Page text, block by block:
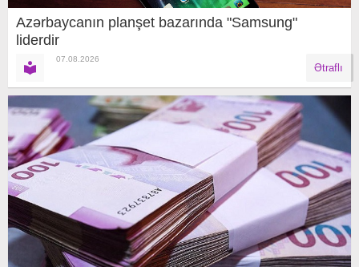
Azərbaycanın planşet bazarında "Samsung"
liderdir
07.08.2026
Ətraflı